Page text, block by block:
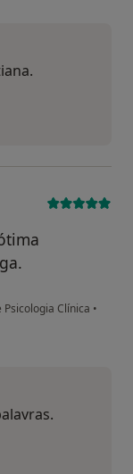
Psicologia Clínica •